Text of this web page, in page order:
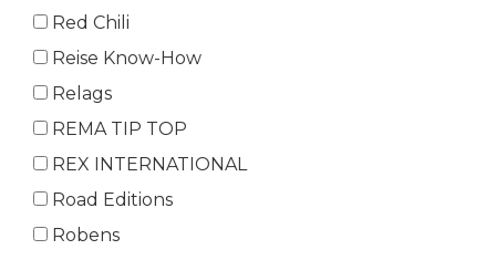
Red Chili
Reise Know-How
Relags
REMA TIP TOP
REX INTERNATIONAL
Road Editions
Robens